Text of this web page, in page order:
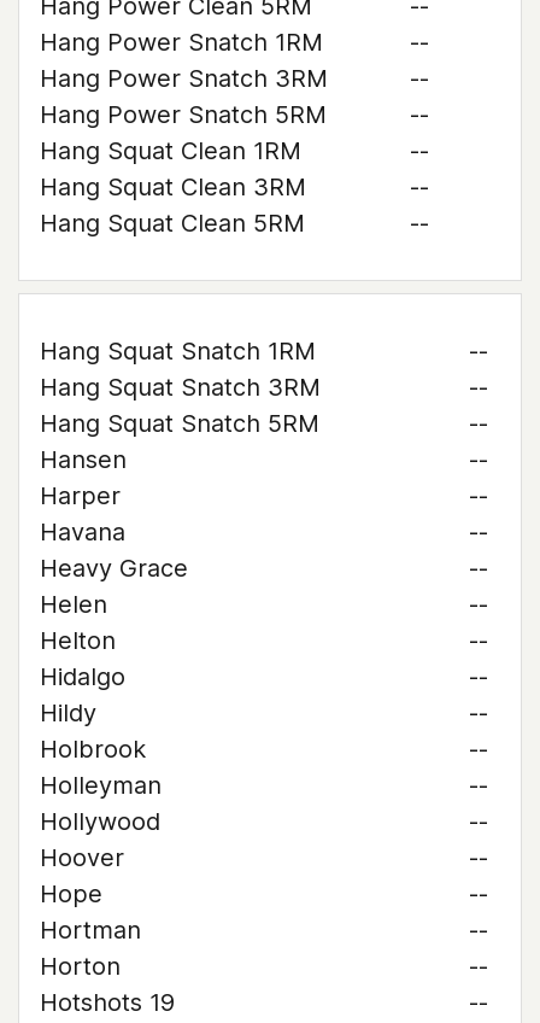
Hang Power Clean 5RM
--
Hang Power Snatch 1RM
--
Hang Power Snatch 3RM
--
Hang Power Snatch 5RM
--
Hang Squat Clean 1RM
--
Hang Squat Clean 3RM
--
Hang Squat Clean 5RM
--
Hang Squat Snatch 1RM
--
Hang Squat Snatch 3RM
--
Hang Squat Snatch 5RM
--
Hansen
--
Harper
--
Havana
--
Heavy Grace
--
Helen
--
Helton
--
Hidalgo
--
Hildy
--
Holbrook
--
Holleyman
--
Hollywood
--
Hoover
--
Hope
--
Hortman
--
Horton
--
Hotshots 19
--